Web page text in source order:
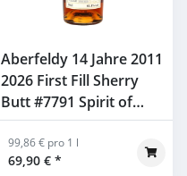
Aberfeldy 14 Jahre 2011
2026 First Fill Sherry
Butt #7791 Spirit of
Scotland Gordon &
Macphail 61,1% 0,7l
69,90 € *
99,86 € pro 1 l